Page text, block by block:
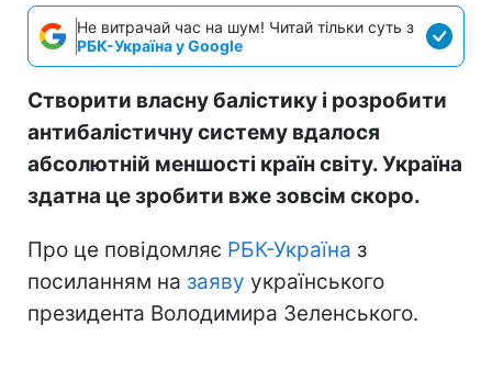
Не витрачай час на шум! Читай тільки суть з
РБК-Україна у Google
Створити власну балістику і розробити
антибалістичну систему вдалося
абсолютній меншості країн світу. Україна
здатна це зробити вже зовсім скоро.
Про це повідомляє РБК-Україна з
посиланням на заяву українського
президента Володимира Зеленського.